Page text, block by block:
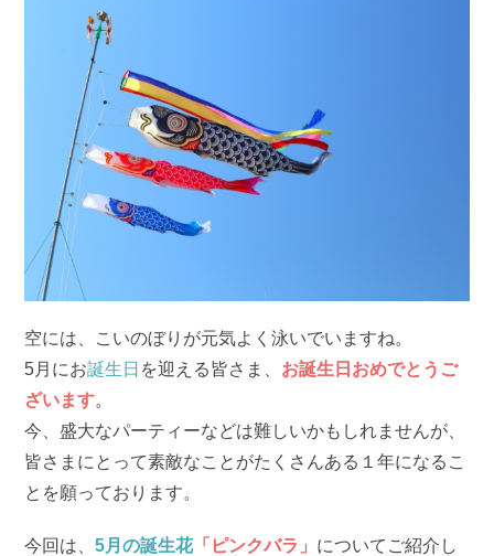
空には、こいのぼりが元気よく泳いでいますね。
5月にお誕生日 を迎える皆さま、 お誕生日おめでとうご
ざいます。
今、盛大なパーティーなどは難しいかもしれませんが、
皆さまにとって素敵なことがたくさんある１年になるこ
とを願っております。
今回は、5月の誕生花「ピンクバラ」 についてご紹介し